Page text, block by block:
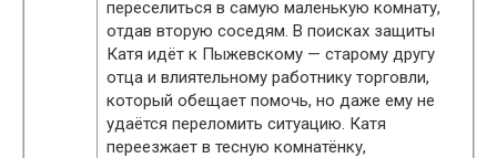
переселиться в самую маленькую комнату,
отдав вторую соседям. В поисках защиты
Катя идёт к Пыжевскому — старому другу
отца и влиятельному работнику торговли,
который обещает помочь, но даже ему не
удаётся переломить ситуацию. Катя
переезжает в тесную комнатёнку,